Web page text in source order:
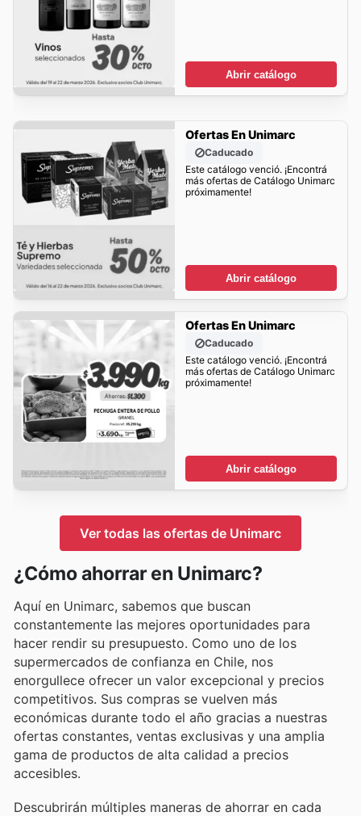
Abrir catálogo
Ofertas En Unimarc
Caducado
Este catálogo venció. ¡Encontrá
más ofertas de Catálogo Unimarc
próximamente!
Abrir catálogo
Ofertas En Unimarc
Caducado
Este catálogo venció. ¡Encontrá
más ofertas de Catálogo Unimarc
próximamente!
Abrir catálogo
Ver todas las ofertas de Unimarc
¿Cómo ahorrar en Unimarc?
Aquí en Unimarc, sabemos que buscan
constantemente las mejores oportunidades para
hacer rendir su presupuesto. Como uno de los
supermercados de confianza en Chile, nos
enorgullece ofrecer un valor excepcional y precios
competitivos. Sus compras se vuelven más
económicas durante todo el año gracias a nuestras
ofertas constantes, ventas exclusivas y una amplia
gama de productos de alta calidad a precios
accesibles.
Descubrirán múltiples maneras de ahorrar en cada